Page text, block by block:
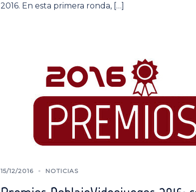
2016. En esta primera ronda, […]
15/12/2016 NOTICIAS